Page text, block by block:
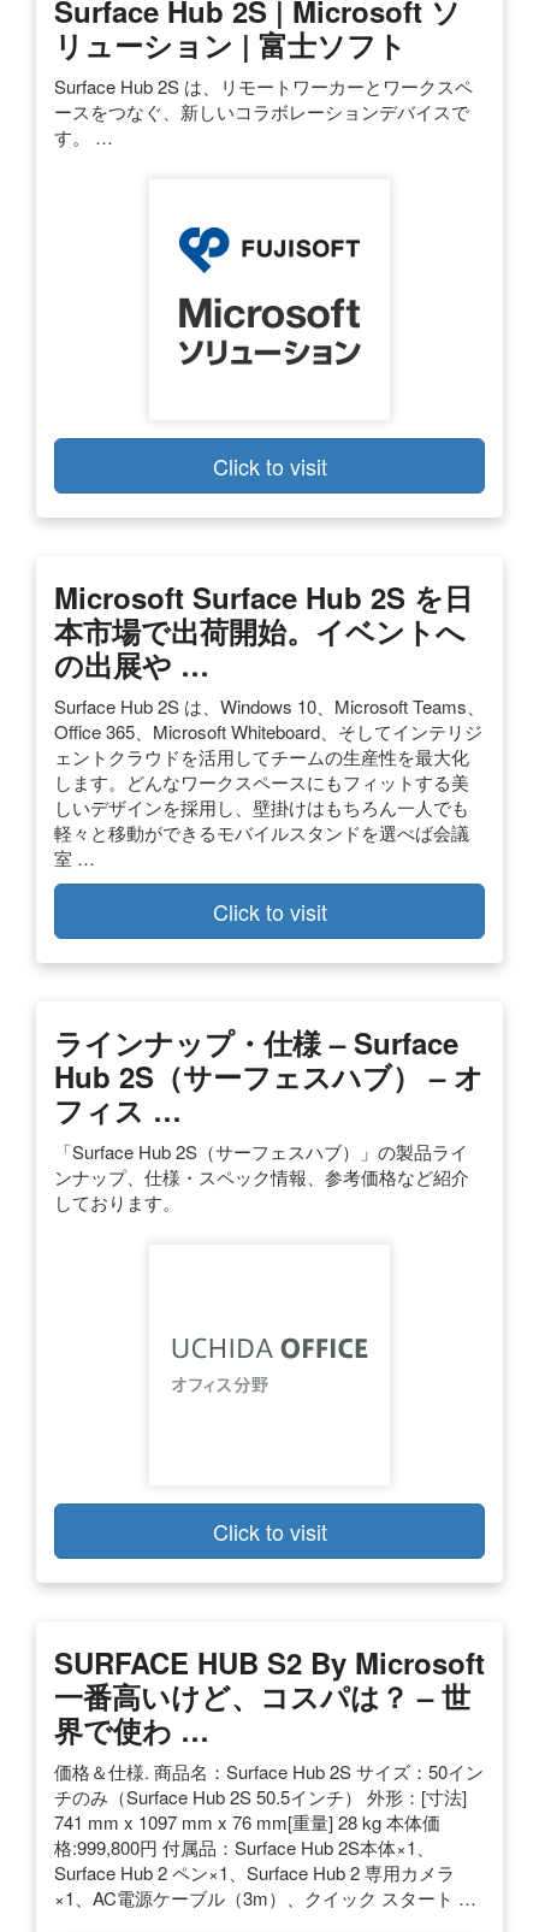
Surface Hub 2S | Microsoft ソ
リューション | 富士ソフト
Surface Hub 2S は、リモートワーカーとワークスペ
ースをつなぐ、新しいコラボレーションデバイスで
す。 …
Click to visit
Microsoft Surface Hub 2S を日
本市場で出荷開始。イベントへ
の出展や …
Surface Hub 2S は、Windows 10、Microsoft Teams、
Office 365、Microsoft Whiteboard、そしてインテリジ
ェントクラウドを活用してチームの生産性を最大化
します。どんなワークスペースにもフィットする美
しいデザインを採用し、壁掛けはもちろん一人でも
軽々と移動ができるモバイルスタンドを選べば会議
室 …
Click to visit
ラインナップ・仕様 – Surface
Hub 2S（サーフェスハブ） – オ
フィス …
「Surface Hub 2S（サーフェスハブ）」の製品ライ
ンナップ、仕様・スペック情報、参考価格など紹介
しております。
Click to visit
SURFACE HUB S2 By Microsoft
一番高いけど、コスパは？ – 世
界で使わ …
価格＆仕様. 商品名：Surface Hub 2S サイズ：50イン
チのみ（Surface Hub 2S 50.5インチ） 外形：[寸法]
741 mm x 1097 mm x 76 mm[重量] 28 kg 本体価
格:999,800円 付属品：Surface Hub 2S本体×1、
Surface Hub 2 ペン×1、Surface Hub 2 専用カメラ
×1、AC電源ケーブル（3m）、クイック スタート …